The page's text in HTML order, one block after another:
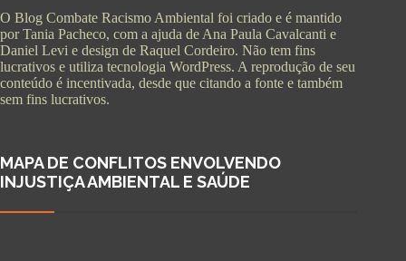
O Blog Combate Racismo Ambiental foi criado e é mantido
por Tania Pacheco, com a ajuda de Ana Paula Cavalcanti e
Daniel Levi e design de Raquel Cordeiro. Não tem fins
lucrativos e utiliza tecnologia WordPress. A reprodução de seu
conteúdo é incentivada, desde que citando a fonte e também
sem fins lucrativos.
MAPA DE CONFLITOS ENVOLVENDO
INJUSTIÇA AMBIENTAL E SAÚDE